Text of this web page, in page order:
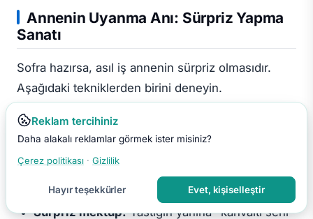
Annenin Uyanma Anı: Sürpriz Yapma
Sanatı
Sofra hazırsa, asıl iş annenin sürpriz olmasıdır.
Aşağıdaki tekniklerden birini deneyin.
Müzikli uyandırma:
bir melodi başlar
Çiçek odasıyla giriş:
getirin, anne uyanır
Sürpriz mektup:Yastığın yanına "kahvaltı seni
Reklam tercihiniz
Daha alakalı reklamlar görmek ister misiniz?
Çerez politikası · Gizlilik
Hayır teşekkürler Evet, kişiselleştir